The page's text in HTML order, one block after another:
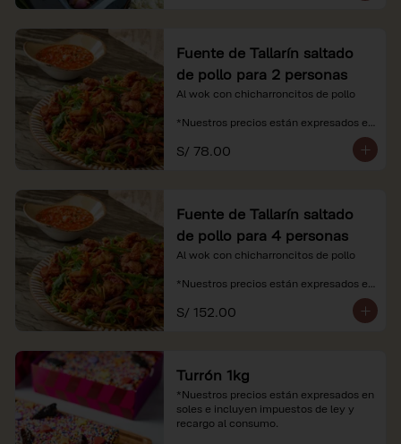
Fuente de Tallarín saltado
de pollo para 2 personas
Al wok con chicharroncitos de pollo
*Nuestros precios están expresados en
recargo al consumo.
S/ 78.00
Fuente de Tallarín saltado
de pollo para 4 personas
Al wok con chicharroncitos de pollo
*Nuestros precios están expresados en
recargo al consumo.
S/ 152.00
Turrón 1kg
*Nuestros precios están expresados en
soles e incluyen impuestos de ley y
recargo al consumo.